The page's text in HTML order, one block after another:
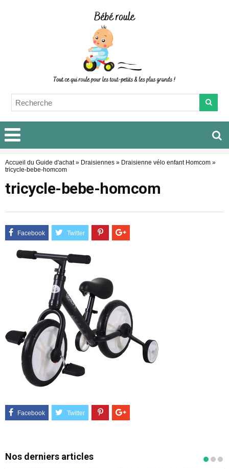
Accueil du Guide d'achat» Draisiennes » Draisienne vélo enfant Homcom »
tricycle-bebe-homcom
tricycle-bebe-homcom
Nos derniers articles